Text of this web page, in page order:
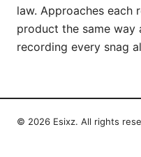
law. Approaches each
product the same way
recording every snag
© 2026 Esixz. All rights